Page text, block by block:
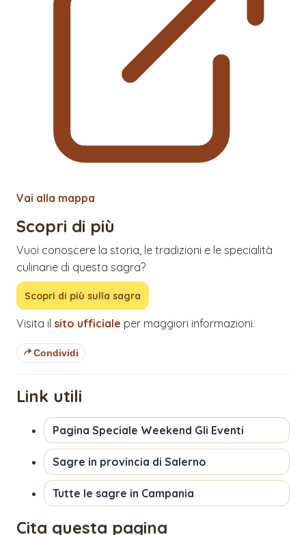
Vai alla mappa
Scopri di più
Vuoi conoscere la storia, le tradizioni e le specialità
culinarie di questa sagra?
Scopri di più sulla sagra
Visita il sito ufficiale per maggiori informazioni.
Condividi
Link utili
Pagina Speciale Weekend Gli Eventi
Sagre in provincia di Salerno
Tutte le sagre in Campania
Cita questa pagina